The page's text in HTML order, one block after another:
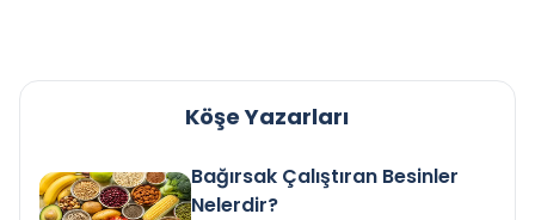
Köşe Yazarları
Bağırsak Çalıştıran Besinler
Nelerdir?